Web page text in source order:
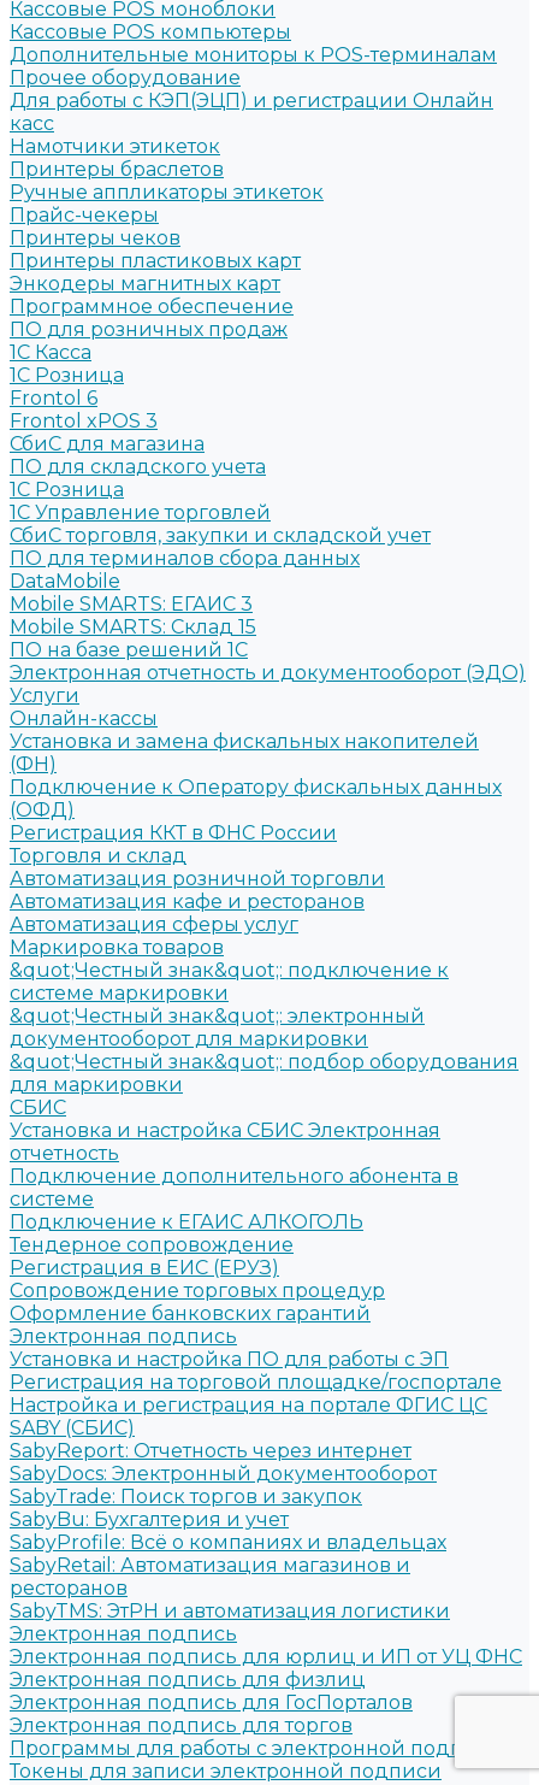
Кассовые POS моноблоки
Кассовые POS компьютеры
Дополнительные мониторы к POS-терминалам
Прочее оборудование
Для работы с КЭП(ЭЦП) и регистрации Онлайн
касс
Намотчики этикеток
Принтеры браслетов
Ручные аппликаторы этикеток
Прайс-чекеры
Принтеры чеков
Принтеры пластиковых карт
Энкодеры магнитных карт
Программное обеспечение
ПО для розничных продаж
1C Касса
1С Розница
Frontol 6
Frontol xPOS 3
СбиС для магазина
ПО для складского учета
1C Розница
1С Управление торговлей
СбиС торговля, закупки и складской учет
ПО для терминалов сбора данных
DataMobile
Mobile SMARTS: ЕГАИС 3
Mobile SMARTS: Склад 15
ПО на базе решений 1С
Электронная отчетность и документооборот (ЭДО)
Услуги
Онлайн-кассы
Установка и замена фискальных накопителей
(ФН)
Подключение к Оператору фискальных данных
(ОФД)
Регистрация ККТ в ФНС России
Торговля и склад
Автоматизация розничной торговли
Автоматизация кафе и ресторанов
Автоматизация сферы услуг
Маркировка товаров
&quot;Честный знак&quot;: подключение к
системе маркировки
&quot;Честный знак&quot;: электронный
документооборот для маркировки
&quot;Честный знак&quot;: подбор оборудования
для маркировки
СБИС
Установка и настройка СБИС Электронная
отчетность
Подключение дополнительного абонента в
системе
Подключение к ЕГАИС АЛКОГОЛЬ
Тендерное сопровождение
Регистрация в ЕИС (ЕРУЗ)
Сопровождение торговых процедур
Оформление банковских гарантий
Электронная подпись
Установка и настройка ПО для работы с ЭП
Регистрация на торговой площадке/госпортале
Настройка и регистрация на портале ФГИС ЦС
SABY (СБИС)
SabyReport: Отчетность через интернет
SabyDocs: Электронный документооборот
SabyTrade: Поиск торгов и закупок
SabyBu: Бухгалтерия и учет
SabyProfile: Всё о компаниях и владельцах
SabyRetail: Автоматизация магазинов и
ресторанов
SabyTMS: ЭтРН и автоматизация логистики
Электронная подпись
Электронная подпись для юрлиц и ИП от УЦ ФНС
Электронная подпись для физлиц
Электронная подпись для ГосПорталов
Электронная подпись для торгов
Программы для работы с электронной подписью
Токены для записи электронной подписи